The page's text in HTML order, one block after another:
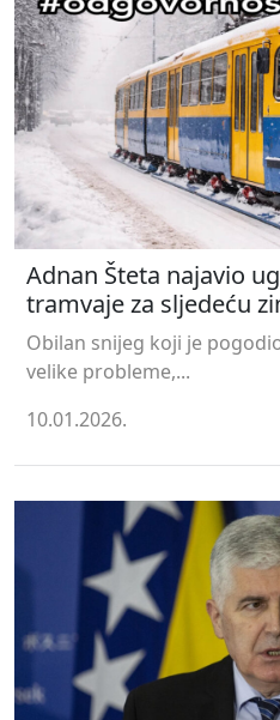
Adnan Šteta najavio
tramvaje za sljedeću
Obilan snijeg koji je
velike probleme,...
10.01.2026.